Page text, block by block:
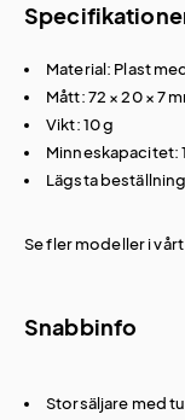
Material: Plast
Mått: 72 × 20 × 7
Vikt: 10 g
Minneskapacitet:
Lägsta
Se fler modeller i
Snabbinfo
Storsäljare med